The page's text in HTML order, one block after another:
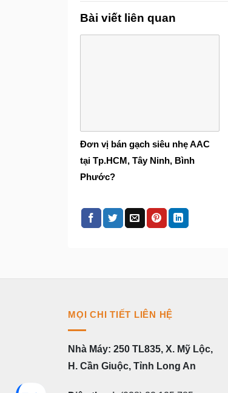
Bài viết liên quan
Đơn vị bán gạch siêu nhẹ AAC
tại Tp.HCM, Tây Ninh, Bình
Phước?
MỌI CHI TIẾT LIÊN HỆ
Nhà Máy: 250 TL835, X. Mỹ Lộc,
H. Cần Giuộc, Tỉnh Long An